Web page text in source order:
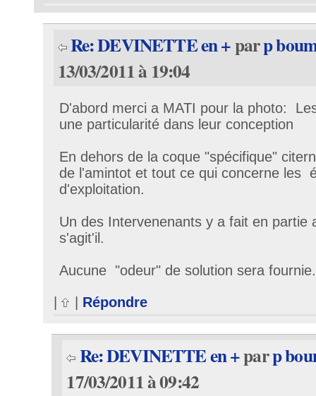
Re: DEVINETTE en +parp
13/03/2011 à 19:04
D'abord merci a MATI pour la photo:
une particularité dans leur conception
En dehors de la coque "spécifique"
de l'amintot et tout ce qui concerne les
d'exploitation.
Un des Intervenenants y a fait en
s'agit'il.
Aucune "odeur" de solution sera
Répondre
Re: DEVINETTE en +parp
17/03/2011 à 09:42